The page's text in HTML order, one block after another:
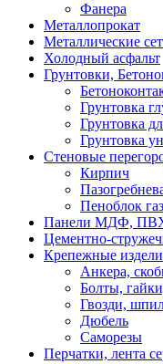
Фанера
Металлопрокат
Металлические
Холодный асфальт
Грунтовки,
Грунтовка
Грунтовка
Грунтовка
Стеновые
Кирпич
Пеноблок
Панели МДФ,
Цементно-
Крепежные
Анкера,
Болты,
Гвозди,
Дюбель
Саморезы
Перчатки, лента